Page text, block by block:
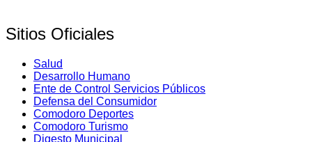
Sitios Oficiales
Salud
Desarrollo Humano
Ente de Control Servicios Públicos
Defensa del Consumidor
Comodoro Deportes
Comodoro Turismo
Digesto Municipal